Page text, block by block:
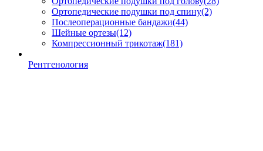
Ортопедические подушки под спину(2)
Послеоперационные бандажи(44)
Шейные ортезы(12)
Компрессионный трикотаж(181)
Рентгенология